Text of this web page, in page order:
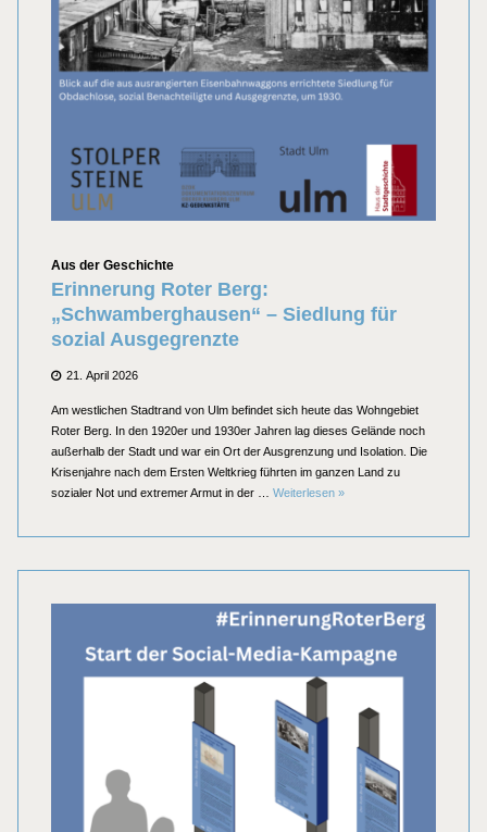
Kategorien
Aus der Geschichte
Erinnerung Roter Berg:
„Schwamberghausen“ – Siedlung für
sozial Ausgegrenzte
Posted
21. April 2026
Am westlichen Stadtrand von Ulm befindet sich heute das Wohngebiet
Roter Berg. In den 1920er und 1930er Jahren lag dieses Gelände noch
außerhalb der Stadt und war ein Ort der Ausgrenzung und Isolation. Die
Krisenjahre nach dem Ersten Weltkrieg führten im ganzen Land zu
sozialer Not und extremer Armut in der … Weiterlesen Erinnerung Roter Berg:
»